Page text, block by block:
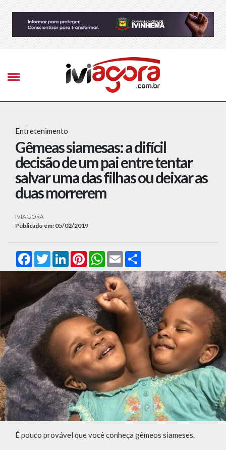
Entretenimento
Gêmeas siamesas: a difícil
decisão de um pai entre tentar
salvar uma das filhas ou deixar as
duas morrerem
IVIAGORA
Publicado em: 05/02/2019
FacebookTwitterLinkedInPinterestWhatsApp
Email
É pouco provável que você conheça gêmeos siameses.